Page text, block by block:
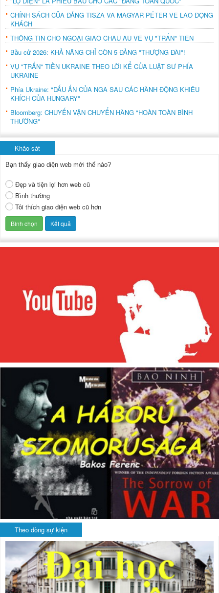
CHÍNH SÁCH CỦA ĐẢNG TISZA VÀ MAGYAR PÉTER VỀ LAO ĐỘNG
KHÁCH
THÔNG TIN CHO NGOẠI GIAO CHÂU ÂU VỀ VỤ "TRẤN" TIỀN
Bầu cử 2026: KHẢ NĂNG CHỈ CÒN 5 ĐẢNG "THƯỢNG ĐÀI"!
VỤ "TRẤN" TIỀN UKRAINE THEO LỜI KỂ CỦA LUẬT SƯ PHÍA
UKRAINE
Phía Ukraine: "DẤU ẤN CỦA NGA SAU CÁC HÀNH ĐỘNG KHIÊU
KHÍCH CỦA HUNGARY"
Bloomberg: CHUYẾN VẬN CHUYỂN HÀNG "HOÀN TOÀN BÌNH
THƯỜNG"
Khảo sát
Bạn thấy giao diện web mới thế nào?
Đẹp và tiện lợi hơn web cũ
Bình thường
Tôi thích giao diện web cũ hơn
Theo dòng sự kiện